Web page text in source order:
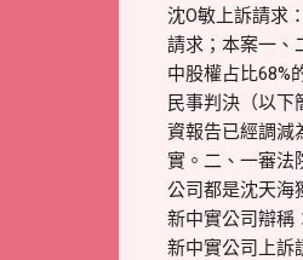
沈O敏上訴請求
請求；本案一、
中股權占比68%
民事判決（以下
資報告已經調減
實。二、一審法
公司都是沈天海
新中實公司辯稱
新中實公司上訴